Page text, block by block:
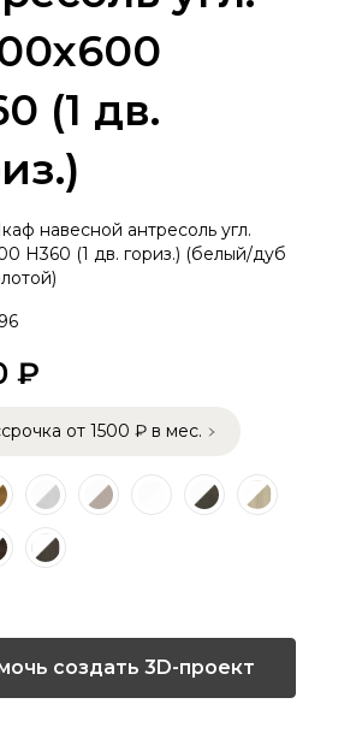
(1 дв.
навесной антресоль угл.
Н360 (1 дв. гориз.) (белый/дуб
₽
от 1500 ₽ в мес.
создать 3D-проект